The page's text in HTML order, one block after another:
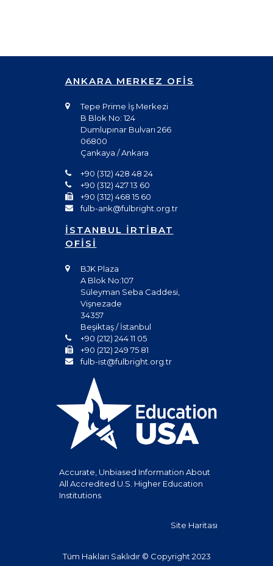
ANKARA MERKEZ OFİS
Tepe Prime İş Merkezi
B Blok No: 124
Dumlupınar Bulvarı 266
06800
Çankaya / Ankara
+90 (312) 428 48 24
+90 (312) 427 13 60
+90 (312) 468 15 60
fulb-ank@fulbright.org.tr
İSTANBUL İRTİBAT
OFİSİ
BJK Plaza
A Blok No:107
Süleyman Seba Caddesi,
Vişnezade
34357
Beşiktaş / İstanbul
+90 (212) 244 11 05
+90 (212) 249 75 81
fulb-ist@fulbright.org.tr
Accurate, Unbiased Information About
All Accredited U.S. Higher Education
Institutions
Site Haritası
Tüm Hakları Saklıdır © Copyright 2023